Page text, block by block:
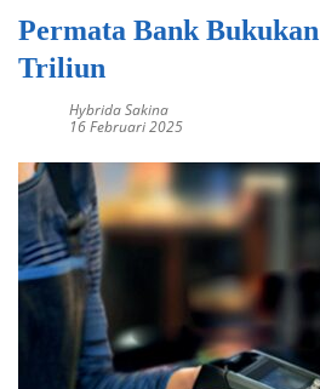
Permata Bank
Triliun
Hybrida Sakina
16 Februari 2025